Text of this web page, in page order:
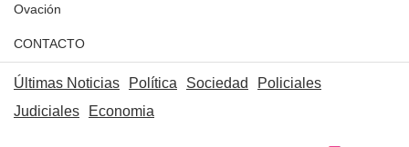
Ovación
CONTACTO
Últimas Noticias Política Sociedad
Policiales
Judiciales
Economia